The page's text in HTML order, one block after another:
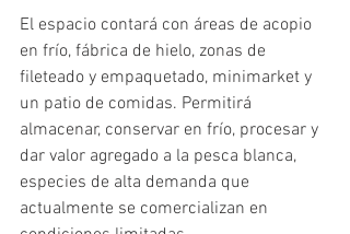
El espacio contará con áreas de acopio
en frío, fábrica de hielo, zonas de
fileteado y empaquetado, minimarket y
un patio de comidas. Permitirá
almacenar, conservar en frío, procesar y
dar valor agregado a la pesca blanca,
especies de alta demanda que
actualmente se comercializan en